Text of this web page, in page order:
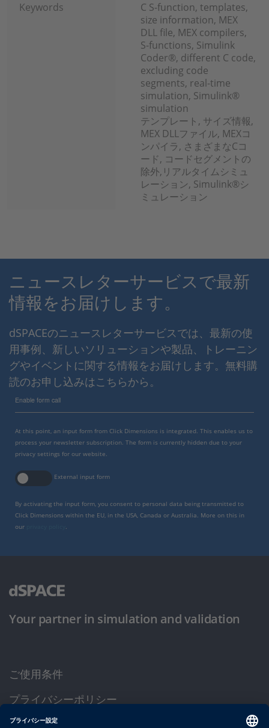
Keywords
C S-function, templates,
size information, MEX
DLL file, MEX compilers,
S-functions, Simulink
Coder®, different C code,
excluding code
segments, real-time
simulation, Simulink®
simulation
テンプレート, サイズ情報,
MEX DLLファイル, MEXコ
ンパイラ, さまざまなCコ
ード, コードセグメントの
除外,リアルタイムシミュ
レーション, Simulink®シ
ミュレーション
ニュースレターサービスで最新
情報をお届けします。
dSPACEのニュースレターサービスでは、最新の使
用事例、新しいソリューションや製品、トレーニン
グやイベントに関する情報をお届けします。無料購
読のお申し込みはこちらから。
Enable form call
At this point, an input form from Click Dimensions is integrated. This enables us to
process your newsletter subscription. The form is currently hidden due to your
privacy settings for our website.
External input form
By activating the input form, you consent to personal data being transmitted to
Click Dimensions within the EU, in the USA, Canada or Australia. More on this in
our
Your partner in simulation and validation
ご使用条件
プライバシーポリシー
約款